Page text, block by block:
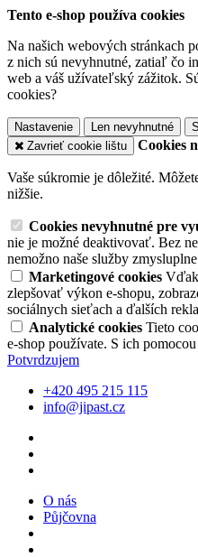
Tento e-shop používa cookies
Na našich webových stránkach
z nich sú nevyhnutné, zatiaľ čo
web a váš užívateľský zážitok.
cookies?
Nastavenie Len nevyhnutné
Zavrieť cookie lištu
Cookies
Vaše súkromie je dôležité.
nižšie.
Cookies nevyhnutné pre
nie je možné deaktivovať. Bez
nemožno naše služby
Marketingové cookies
zlepšovať výkon e-shopu,
sociálnych sieťach a ďalších
Analytické cookies Tieto
e-shop používate. S ich
Potvrdzujem
+420 495 215 115
info@jipast.cz
O nás
Půjčovna